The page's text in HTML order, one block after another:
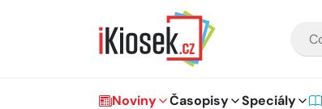
Hlavní navigace
Noviny Časopisy Speciály